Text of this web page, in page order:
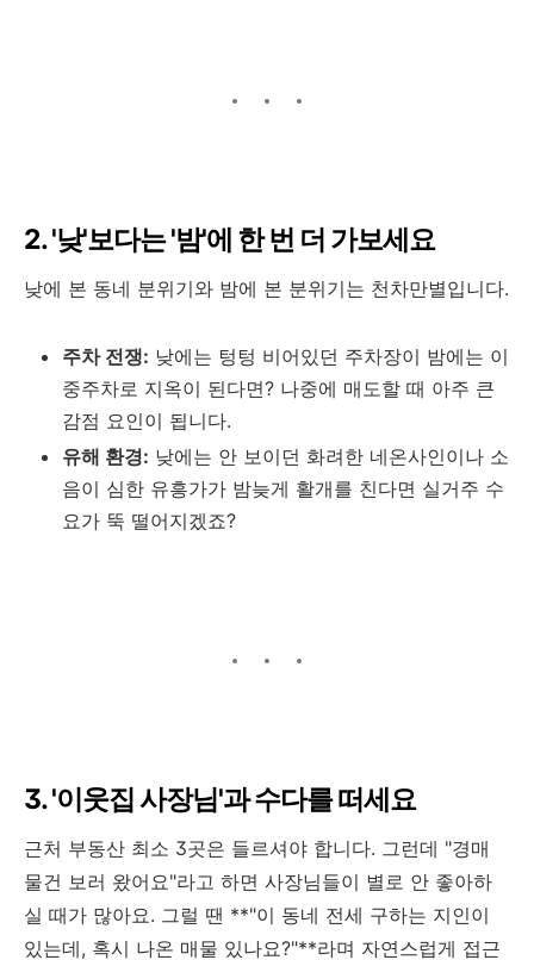
2. '낮'보다는 '밤'에 한 번 더 가보세요
낮에 본 동네 분위기와 밤에 본 분위기는 천차만별입니다.
주차 전쟁: 낮에는 텅텅 비어있던 주차장이 밤에는 이
중주차로 지옥이 된다면? 나중에 매도할 때 아주 큰
감점 요인이 됩니다.
유해 환경: 낮에는 안 보이던 화려한 네온사인이나 소
음이 심한 유흥가가 밤늦게 활개를 친다면 실거주 수
요가 뚝 떨어지겠죠?
3. '이웃집 사장님'과 수다를 떠세요
근처 부동산 최소 3곳은 들르셔야 합니다. 그런데 "경매
물건 보러 왔어요"라고 하면 사장님들이 별로 안 좋아하
실 때가 많아요. 그럴 땐 **"이 동네 전세 구하는 지인이
있는데, 혹시 나온 매물 있나요?"**라며 자연스럽게 접근